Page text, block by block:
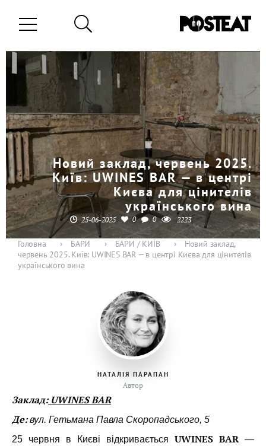
Новий заклад, червень 2025.
Київ: UWINES BAR — в центрі
Києва для цінителів
українського вина
25-06-2025 0 0 2223
Головна › БАРИ › БАРИ / КИЇВ ›
Новий заклад,
червень 2025. Київ: UWINES BAR — в центрі Києва для цінителів
українського вина
НАТАЛІЯ ПАРАПАН
Автор
Заклад:UWINES BAR
Де:вул. Гетьмана Павла Скоропадського, 5
25 червня в Києві відкривається UWINES BAR —